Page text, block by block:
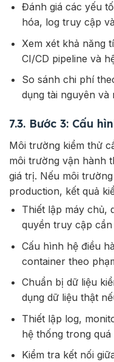
Đánh giá các yếu
hóa, log truy cập
Xem xét khả năng
CI/CD pipeline và
So sánh chi phí
dụng tài nguyên
7.3. Bước 3: Cấu
Môi trường kiểm thử
môi trường vận hành
giá trị. Nếu môi
production, kết quả
Thiết lập máy chủ,
quyền truy cập cần
Cấu hình hệ điều
container theo
Chuẩn bị dữ liệu
dụng dữ liệu thật
Thiết lập log,
hệ thống trong
Kiểm tra kết nối